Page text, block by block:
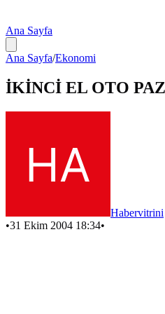
Ana Sayfa
Ana Sayfa/Ekonomi
İKİNCİ EL OTO
Habervitrini
•31 Ekim 2004 18:34•